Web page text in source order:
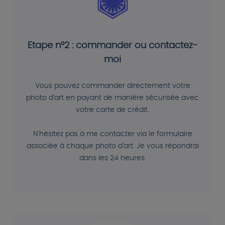
Etape n°2 : commander ou contactez-
moi
Vous pouvez commander directement votre
photo d'art en payant de manière sécurisée avec
votre carte de crédit.
N'hésitez pas à me contacter via le formulaire
associée à chaque photo d'art. Je vous répondrai
dans les 24 heures.